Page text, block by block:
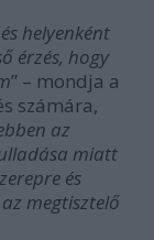
helyenként
érzés, hogy
” – mondja a
számára,
az
miatt
és
megtisztelő